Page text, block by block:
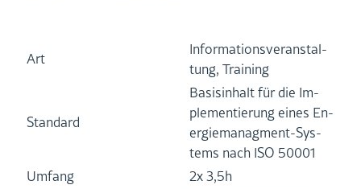
Art
In­for­ma­ti­ons­ver­an­stal­
tung, Trai­ning
Stan­dard
Ba­sis­in­halt für die Im­
ple­men­tie­rung eines En­
er­gie­ma­nag­ment-Sys­
tems nach ISO 50001
Um­fang
2x 3,5h